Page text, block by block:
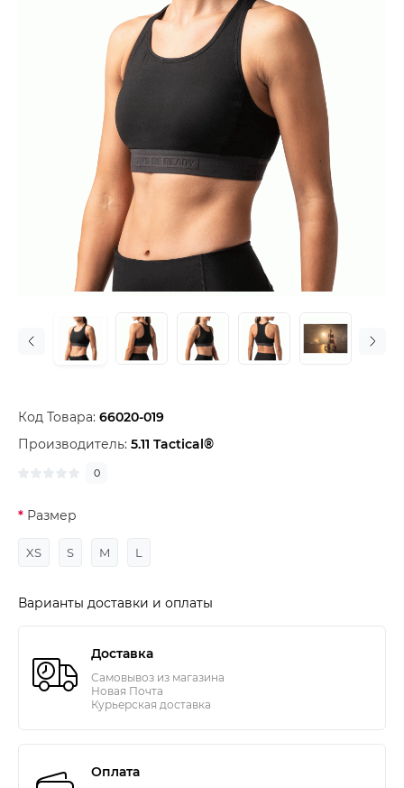
Код Товара: 66020-019
Производитель: 5.11 Tactical®
0
Размер
XS S M L
Варианты доставки и оплаты
Доставка
Самовывоз из магазина
Новая Почта
Курьерская доставка
Оплата